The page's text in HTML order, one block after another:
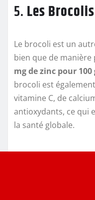
5. Les Brocolis
Le brocoli est un
bien que de
mg de zinc pour
brocoli est
vitamine C, de
antioxydants, ce qui
la santé globale.